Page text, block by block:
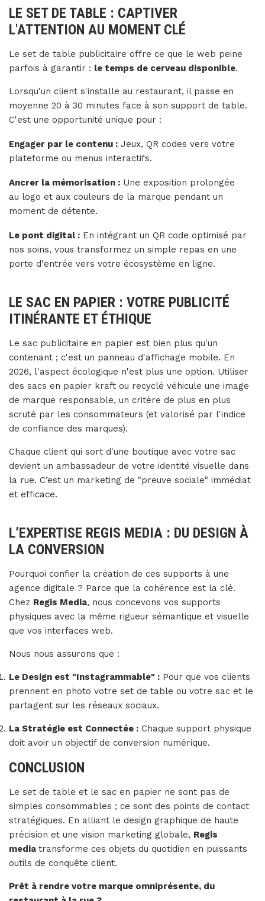
LE SET DE TABLE : CAPTIVER
L'ATTENTION AU MOMENT CLÉ
Le set de table publicitaire offre ce que le web peine
parfois à garantir : le temps de cerveau disponible.
Lorsqu'un client s'installe au restaurant, il passe en
moyenne 20 à 30 minutes face à son support de table.
C'est une opportunité unique pour :
Engager par le contenu : Jeux, QR codes vers votre
plateforme ou menus interactifs.
Ancrer la mémorisation : Une exposition prolongée
au logo et aux couleurs de la marque pendant un
moment de détente.
Le pont digital : En intégrant un QR code optimisé par
nos soins, vous transformez un simple repas en une
porte d'entrée vers votre écosystème en ligne.
LE SAC EN PAPIER : VOTRE PUBLICITÉ
ITINÉRANTE ET ÉTHIQUE
Le sac publicitaire en papier est bien plus qu'un
contenant ; c'est un panneau d'affichage mobile. En
2026, l'aspect écologique n'est plus une option. Utiliser
des sacs en papier kraft ou recyclé véhicule une image
de marque responsable, un critère de plus en plus
scruté par les consommateurs (et valorisé par l'indice
de confiance des marques).
Chaque client qui sort d'une boutique avec votre sac
devient un ambassadeur de votre identité visuelle dans
la rue. C’est un marketing de "preuve sociale" immédiat
et efficace.
L’EXPERTISE REGIS MEDIA : DU DESIGN À
LA CONVERSION
Pourquoi confier la création de ces supports à une
agence digitale ? Parce que la cohérence est la clé.
Chez Regis Media, nous concevons vos supports
physiques avec la même rigueur sémantique et visuelle
que vos interfaces web.
Nous nous assurons que :
Le Design est "Instagrammable" : Pour que vos clients
prennent en photo votre set de table ou votre sac et le
partagent sur les réseaux sociaux.
La Stratégie est Connectée : Chaque support physique
doit avoir un objectif de conversion numérique.
CONCLUSION
Le set de table et le sac en papier ne sont pas de
simples consommables ; ce sont des points de contact
stratégiques. En alliant le design graphique de haute
précision et une vision marketing globale, Regis
media transforme ces objets du quotidien en puissants
outils de conquête client.
Prêt à rendre votre marque omniprésente, du